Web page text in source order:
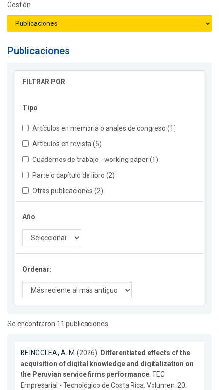
Gestión
Publicaciones
FILTRAR POR:
Tipo
Artículos en memoria o anales de congreso (1)
Artículos en revista (5)
Cuadernos de trabajo - working paper (1)
Parte o capítulo de libro (2)
Otras publicaciones (2)
Año
Ordenar:
Se encontraron 11 publicaciones
BEINGOLEA, A. M.(2026). Differentiated effects of the
acquisition of digital knowledge and digitalization on
the Peruvian service firms performance. TEC
Empresarial - Tecnológico de Costa Rica. Volumen: 20.